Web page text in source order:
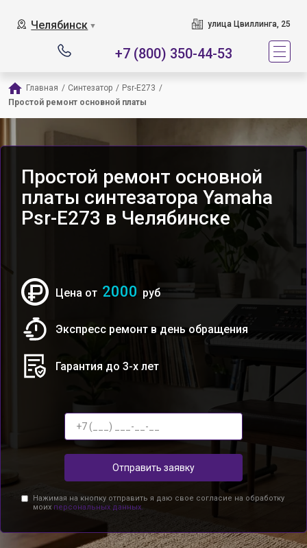
Челябинск ▼ улица Цвиллинга, 25
+7 (800) 350-44-53
Главная / Синтезатор / Psr-E273 /
Простой ремонт основной платы
Простой ремонт основной
платы синтезатора Yamaha
Psr-E273 в Челябинске
Цена от 2000 руб
Экспресс ремонт в день обращения
Гарантия до 3-х лет
Отправить заявку
Нажимая на кнопку отправить я даю свое согласие на обработку
моих персональных данных.